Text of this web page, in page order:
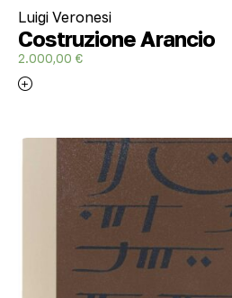
Luigi Veronesi
Costruzione Arancio
2.000,00 €